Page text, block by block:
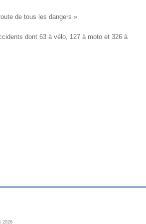
de tous les dangers ».
dont 63 à vélo, 127 à moto et 326 à
2026